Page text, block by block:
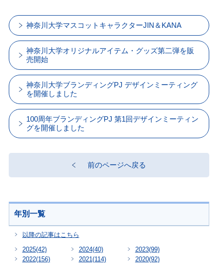
神奈川大学マスコットキャラクターJIN＆KANA
神奈川大学オリジナルアイテム・グッズ第二弾を販
売開始
神奈川大学ブランディングPJ デザインミーティング
を開催しました
100周年ブランディングPJ 第1回デザインミーティン
グを開催しました
前のページへ戻る
年別一覧
以降の記事はこちら
2025(42) 2024(40) 2023(99)
2022(156) 2021 (114) 2020(92)